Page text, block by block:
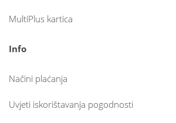
MultiPlus kartica
Info
Načini plaćanja
Uvjeti iskorištavanja pogodnosti